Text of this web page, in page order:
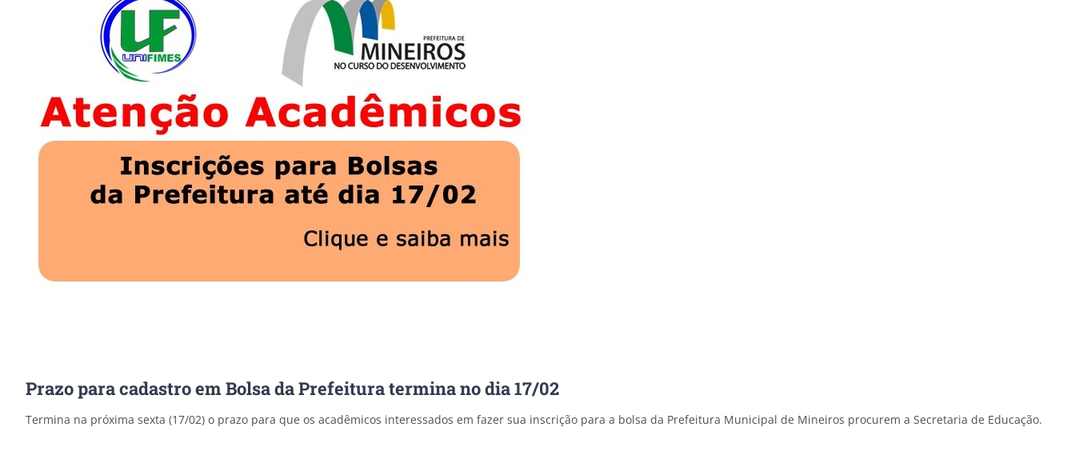
Prazo para cadastro em Bolsa da Prefeitura termina no dia 17/02
Termina na próxima sexta (17/02) o prazo para que os acadêmicos interessados em fazer sua inscrição para a bolsa da Prefeitura Municipal de Mineiros procurem a Secretaria de Educação.